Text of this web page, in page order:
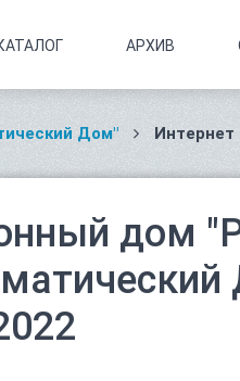
АРХИВ
Дом" Интернет
дом